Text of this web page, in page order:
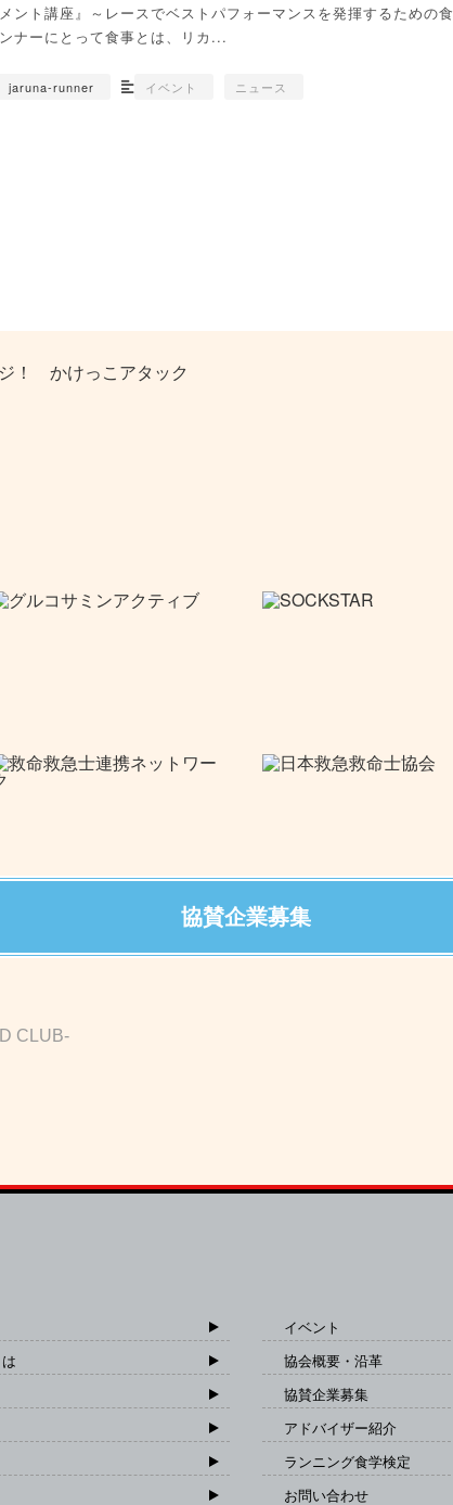
ント講座』～レースでベストパフォーマンスを発揮するための食
ナーにとって食事とは、リカ...
jaruna-runner イベント ニュース
協賛企業募集
CLUB-
イベント
協会概要・沿革
協賛企業募集
アドバイザー紹介
ランニング食学検定
お問い合わせ